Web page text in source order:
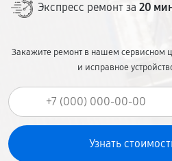
Экспресс ремонт за 20
Закажите ремонт в нашем сервисном
и исправное